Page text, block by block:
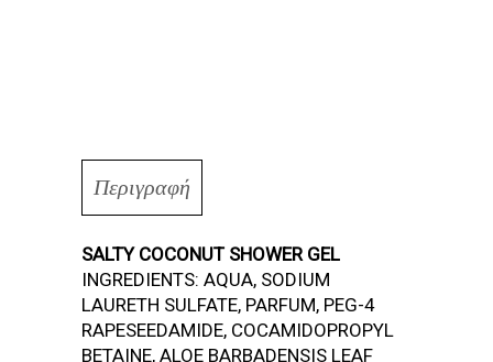
Περιγραφή
SALTY COCONUT SHOWER GEL
INGREDIENTS: AQUA, SODIUM
LAURETH SULFATE, PARFUM, PEG-4
RAPESEEDAMIDE, COCAMIDOPROPYL
BETAINE, ALOE BARBADENSIS LEAF